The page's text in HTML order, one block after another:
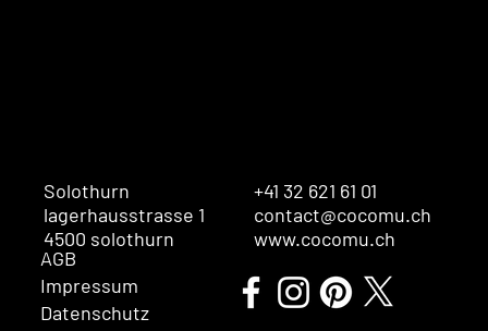
Solothurn
lagerhausstrasse 1
4500 solothurn
+41 32 621 61 01
contact@cocomu.ch
www.cocomu.ch
AGB
Impressum
Datenschutz